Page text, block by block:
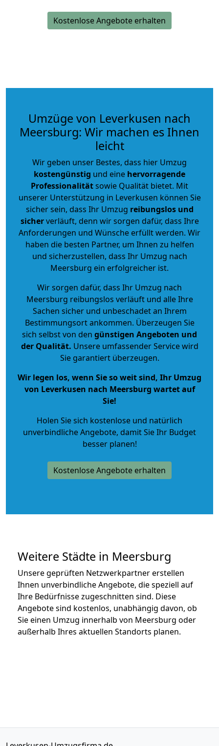
Kostenlose Angebote erhalten
Umzüge von Leverkusen nach
Meersburg: Wir machen es Ihnen
leicht
Wir geben unser Bestes, dass hier Umzug
kostengünstig und eine hervorragende
Professionalitätsowie Qualität bietet. Mit
unserer Unterstützung in Leverkusen können Sie
sicher sein, dass Ihr Umzug reibungslos und
sicherverläuft, denn wir sorgen dafür, dass Ihre
Anforderungen und Wünsche erfüllt werden. Wir
haben die besten Partner, um Ihnen zu helfen
und sicherzustellen, dass Ihr Umzug nach
Meersburg ein erfolgreicher ist.
Wir sorgen dafür, dass Ihr Umzug nach
Meersburg reibungslos verläuft und alle Ihre
Sachen sicher und unbeschadet an Ihrem
Bestimmungsort ankommen. Überzeugen Sie
sich selbst von den günstigen Angeboten und
der Qualität. Unsere umfassender Service wird
Sie garantiert überzeugen.
Wir legen los, wenn Sie so weit sind, Ihr Umzug
von Leverkusen nach Meersburg wartet auf
Sie!
Holen Sie sich kostenlose und natürlich
unverbindliche Angebote, damit Sie Ihr Budget
besser planen!
Kostenlose Angebote erhalten
Weitere Städte in Meersburg
Unsere geprüften Netzwerkpartner erstellen
Ihnen unverbindliche Angebote, die speziell auf
Ihre Bedürfnisse zugeschnitten sind. Diese
Angebote sind kostenlos, unabhängig davon, ob
Sie einen Umzug innerhalb von Meersburg oder
außerhalb Ihres aktuellen Standorts planen.